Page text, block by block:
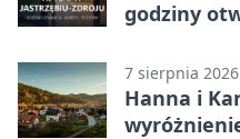
godziny
7 sierpnia 2026
Hanna i